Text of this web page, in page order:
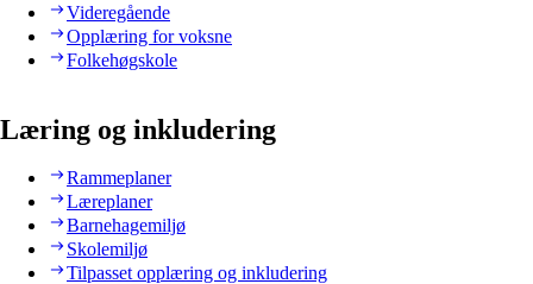
Videregående
Opplæring for voksne
Folkehøgskole
Læring og inkludering
Rammeplaner
Læreplaner
Barnehagemiljø
Skolemiljø
Tilpasset opplæring og inkludering